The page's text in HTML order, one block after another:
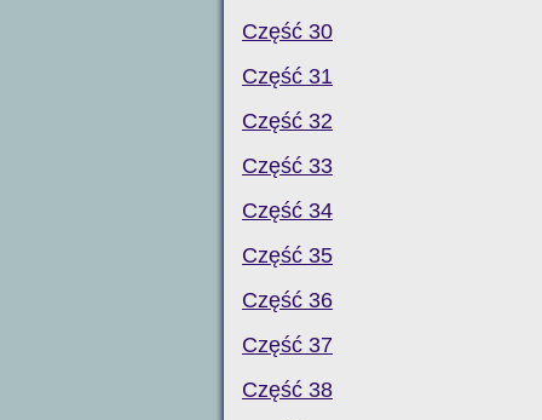
Część 30
Część 31
Część 32
Część 33
Część 34
Część 35
Część 36
Część 37
Część 38